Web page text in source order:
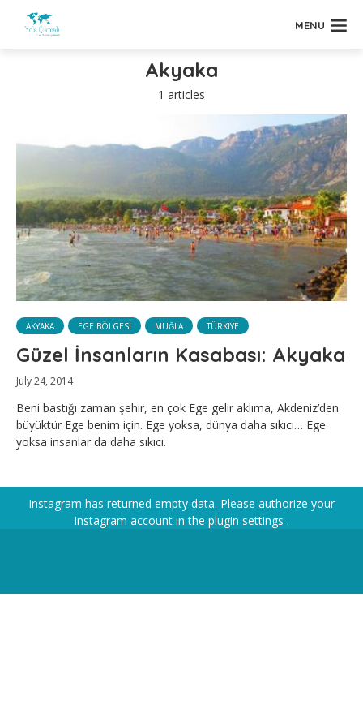
MENU
Akyaka
1 articles
AKYAKA EGE BÖLGESI MUĞLA TÜRKIYE
Güzel İnsanların Kasabası: Akyaka
July 24, 2014
Beni bastığı zaman şehir, en çok Ege gelir aklıma, Akdeniz’den
büyüktür Ege benim için. Ege yoksa, dünya daha sıkıcı… Ege
yoksa insanlar da daha sıkıcı.
Instagram has returned empty data. Please authorize your
Instagram account in the plugin settings .